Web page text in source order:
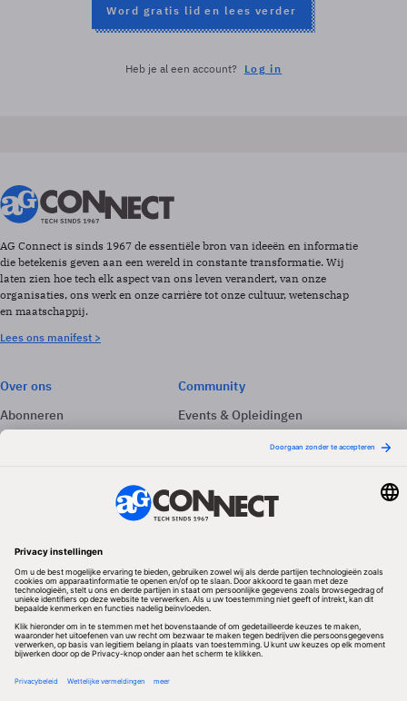
Word gratis lid en lees verder
Heb je al een account? Log in
AG Connect is sinds 1967 de essentiële bron van ideeën en informatie
die betekenis geven aan een wereld in constante transformatie. Wij
laten zien hoe tech elk aspect van ons leven verandert, van onze
organisaties, ons werk en onze carrière tot onze cultuur, wetenschap
en maatschappij.
Lees ons manifest >
Over ons
Abonneren
Adverteren
Community
Events & Opleidingen
Nieuwsbrieven
Volg ons
Redactionele partner